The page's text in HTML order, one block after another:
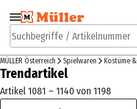
Zur Navigation
springen
Suchbegriffe / Artikelnummer
MÜLLER Österreich Spielwaren Kostüme
Trendartikel
Artikel 1081 – 1140 von 1198